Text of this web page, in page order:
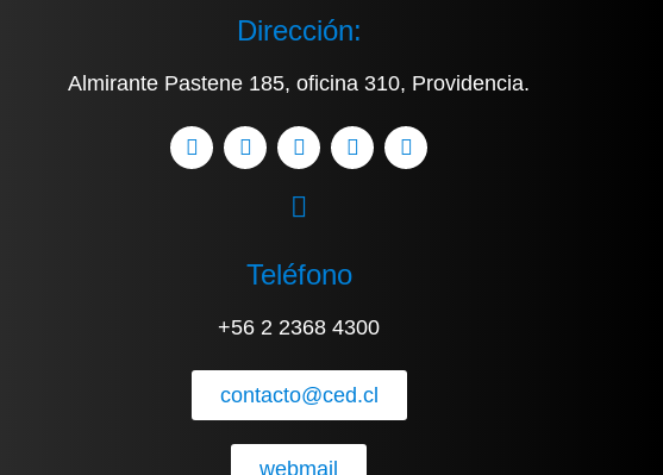
Dirección:
Almirante Pastene 185, oficina 310, Providencia.
Teléfono
+56 2 2368 4300
contacto@ced.cl
webmail